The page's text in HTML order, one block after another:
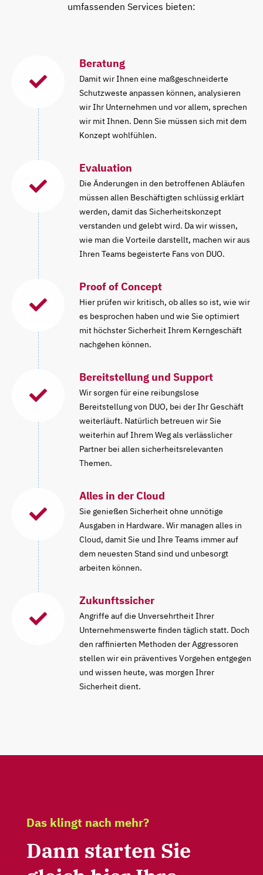
umfassenden Services bieten:
Beratung
Damit wir Ihnen eine maßgeschneiderte
Schutzweste anpassen können, analysieren
wir Ihr Unternehmen und vor allem, sprechen
wir mit Ihnen. Denn Sie müssen sich mit dem
Konzept wohlfühlen.
Evaluation
Die Änderungen in den betroffenen Abläufen
müssen allen Beschäftigten schlüssig erklärt
werden, damit das Sicherheitskonzept
verstanden und gelebt wird. Da wir wissen,
wie man die Vorteile darstellt, machen wir aus
Ihren Teams begeisterte Fans von DUO.
Proof of Concept
Hier prüfen wir kritisch, ob alles so ist, wie wir
es besprochen haben und wie Sie optimiert
mit höchster Sicherheit Ihrem Kerngeschäft
nachgehen können.
Bereitstellung und Support
Wir sorgen für eine reibungslose
Bereitstellung von DUO, bei der Ihr Geschäft
weiterläuft. Natürlich betreuen wir Sie
weiterhin auf Ihrem Weg als verlässlicher
Partner bei allen sicherheitsrelevanten
Themen.
Alles in der Cloud
Sie genießen Sicherheit ohne unnötige
Ausgaben in Hardware. Wir managen alles in
Cloud, damit Sie und Ihre Teams immer auf
dem neuesten Stand sind und unbesorgt
arbeiten können.
Zukunftssicher
Angriffe auf die Unversehrtheit Ihrer
Unternehmenswerte finden täglich statt. Doch
den raffinierten Methoden der Aggressoren
stellen wir ein präventives Vorgehen entgegen
und wissen heute, was morgen Ihrer
Sicherheit dient.
Das klingt nach mehr?
Dann starten Sie